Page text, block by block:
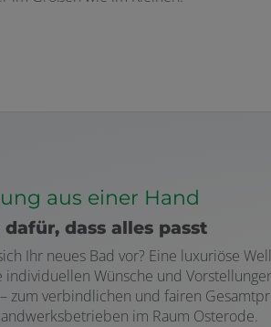
aus einer Hand
dass alles passt
Ihr neues Bad vor? Eine luxuriöse
individuellen Wünsche und
zum verbindlichen und fairen
im Raum Osterode.